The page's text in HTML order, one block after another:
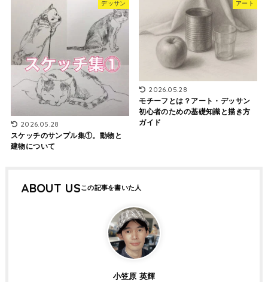
デッサン
2026.05.28
スケッチのサンプル集①。動物と
建物について
アート
2026.05.28
モチーフとは？アート・デッサン
初心者のための基礎知識と描き方
ガイド
ABOUT US
小笠原 英輝